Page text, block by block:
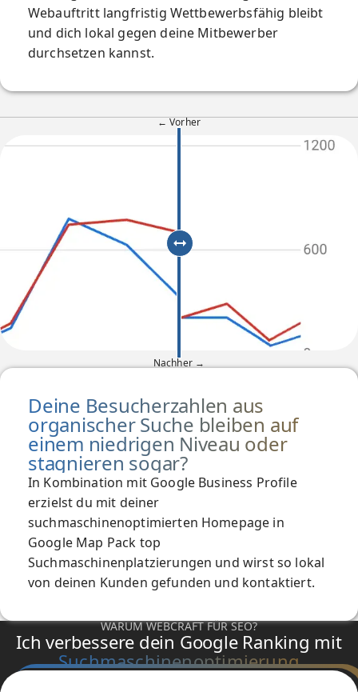
Webauftritt langfristig Wettbewerbsfähig bleibt
und dich lokal gegen deine Mitbewerber
durchsetzen kannst.
← Vorher
Nachher →
Deine Besucherzahlen aus
organischer Suche bleiben auf
einem niedrigen Niveau oder
stagnieren sogar?
In Kombination mit Google Business Profile
erzielst du mit deiner
suchmaschinenoptimierten Homepage in
Google Map Pack top
Suchmaschinenplatzierungen und wirst so lokal
von deinen Kunden gefunden und kontaktiert.
WARUM WEBCRAFT FÜR SEO?
Ich verbessere dein Google Ranking mit
Suchmaschinenoptimierung